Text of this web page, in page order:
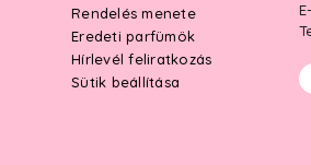
Rendelés menete
Eredeti parfümök
Hírlevél feliratkozás
Sütik beállítása